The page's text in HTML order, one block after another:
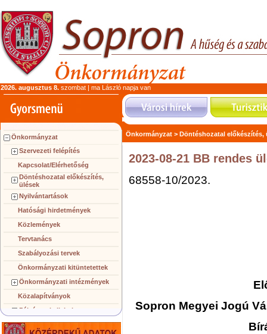
2026. augusztus 8. szombat | ma László napja van
Önkormányzat
Szervezeti felépítés
Kapcsolat/Elérhetőség
Döntéshozatal előkészítés,
ülések
Nyilvántartások
Hatósági hirdetmények
Közlemények
Tervtanács
Szabályozási tervek
Önkormányzati kitüntetettek
Önkormányzati intézmények
Közalapítványok
Pályázatok, licitek
Koncepciók, tervezetek
Önkormányzat > Döntéshozatal előkészítés,
2023-08-21 BB rendes
68558-10/2023.
Sopron Megyei Jogú